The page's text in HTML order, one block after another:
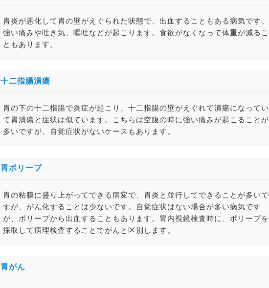
胃炎が悪化して胃の壁がえぐられた状態で、出血することもある病気です。
強い痛みや吐き気、嘔吐などが起こります。食欲がなくなって体重が減るこ
ともあります。
十二指腸潰瘍
胃の下の十二指腸で炎症が起こり、十二指腸の壁がえぐれて潰瘍になってい
て胃潰瘍と症状は似ています。こちらは空腹の時に強い痛みが起こることが
多いですが、自覚症状がないケースもあります。
胃ポリープ
胃の粘膜に盛り上がってできる病変で、胃炎と並行してできることが多いで
すが、がん化することは少ないです。自覚症状はない場合が多い病気です
が、ポリープから出血することもあります。胃内視鏡検査時に、ポリープを
採取して病理検査することでがんと区別します。
胃がん